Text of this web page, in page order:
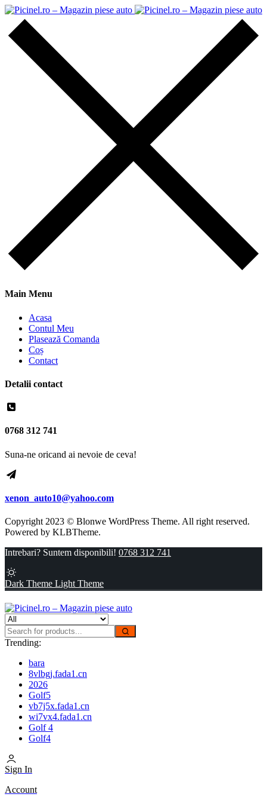
Main Menu
Acasa
Contul Meu
Plasează Comanda
Coș
Contact
Detalii contact
0768 312 741
Suna-ne oricand ai nevoie de ceva!
xenon_auto10@yahoo.com
Copyright 2023 © Blonwe WordPress Theme. All right reserved.
Powered by KLBTheme.
Intrebari? Suntem disponibili! 0768 312 741
Dark Theme Light Theme
Trending:
bara
8vlbgj.fada1.cn
2026
Golf5
vb7j5x.fada1.cn
wi7vx4.fada1.cn
Golf 4
Golf4
Sign In
Account